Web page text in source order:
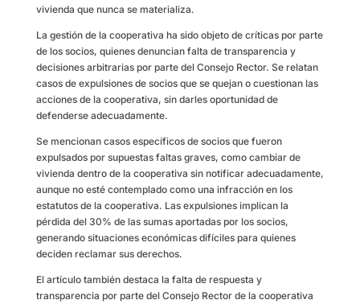
vivienda que nunca se materializa.
La gestión de la cooperativa ha sido objeto de críticas por parte
de los socios, quienes denuncian falta de transparencia y
decisiones arbitrarias por parte del Consejo Rector. Se relatan
casos de expulsiones de socios que se quejan o cuestionan las
acciones de la cooperativa, sin darles oportunidad de
defenderse adecuadamente.
Se mencionan casos específicos de socios que fueron
expulsados por supuestas faltas graves, como cambiar de
vivienda dentro de la cooperativa sin notificar adecuadamente,
aunque no esté contemplado como una infracción en los
estatutos de la cooperativa. Las expulsiones implican la
pérdida del 30% de las sumas aportadas por los socios,
generando situaciones económicas difíciles para quienes
deciden reclamar sus derechos.
El artículo también destaca la falta de respuesta y
transparencia por parte del Consejo Rector de la cooperativa